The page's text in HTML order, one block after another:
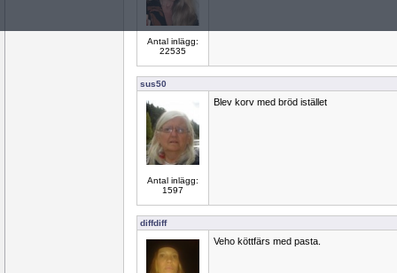
Antal inlägg:
22535
sus50
Antal inlägg:
1597
Blev korv med bröd istället
diffdiff
Veho köttfärs med pasta.